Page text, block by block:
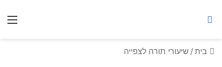
בית / שיעורי תורה לצפייה